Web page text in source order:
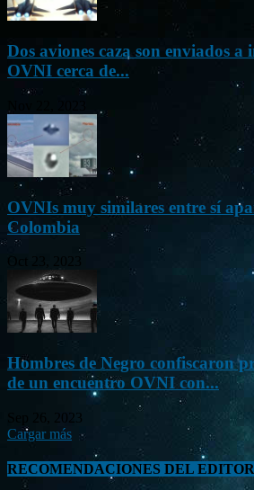
Dos aviones caza son enviados a
OVNI cerca de...
OVNIs muy similares entre sí
Colombia
Hombres de Negro confiscaron
de un encuentro OVNI con...
Sep 26, 2023
Cargar más
RECOMENDACIONES DEL EDITOR